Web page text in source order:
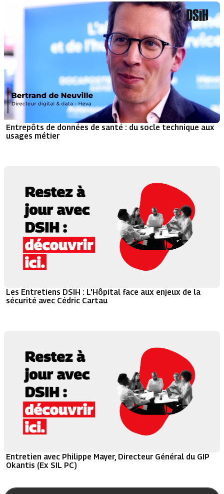
Entrepôts de données de santé : du socle technique aux
usages métier
Les Entretiens DSIH : L'Hôpital face aux enjeux de la
sécurité avec Cédric Cartau
Entretien avec Philippe Mayer, Directeur Général du GIP
Okantis (Ex SIL PC)